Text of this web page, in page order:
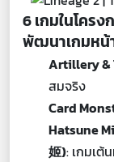
6 เกมในโครง
พัฒนาเกมหน้
Artillery &
สมจริง
Card
Hatsune
姬): เกมเต้